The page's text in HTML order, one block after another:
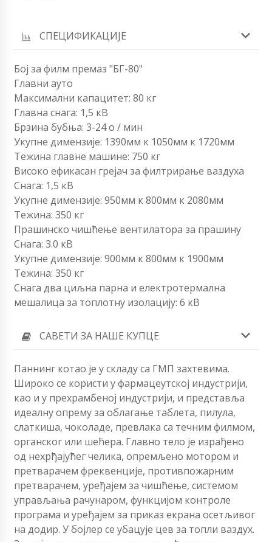
СПЕЦИФИКАЦИЈЕ
Бој за филм премаз "БГ-80"
Главни ауто
Максимални капацитет: 80 кг
Главна снага: 1,5 кВ
Брзина бубња: 3-24 о / мин
Укупне димензије: 1390мм к 1050мм к 1720мм
Тежина главне машине: 750 кг
Високо ефикасан грејач за филтрирање ваздуха
Снага: 1,5 кВ
Укупне димензије: 950мм к 800мм к 2080мм
Тежина: 350 кг
Прашинско чишћење вентилатора за прашину
Снага: 3.0 кВ
Укупне димензије: 900мм к 800мм к 1900мм
Тежина: 350 кг
Снага два циљна парна и електротермална
мешалица за топлотну изолацију: 6 кВ
САВЕТИ ЗА НАШЕ КУПЦЕ
Паннинг котао је у складу са ГМП захтевима.
Широко се користи у фармацеутској индустрији,
као и у прехрамбеној индустрији, и представља
идеалну опрему за облагање таблета, пилула,
слаткиша, чоколаде, превлака са течним филмом,
органског или шећера. Главно тело је израђено
од нехрђајућег челика, опремљено мотором и
претварачем фреквенције, противпожарним
претварачем, уређајем за чишћење, системом
управљања рачунаром, функцијом контроле
програма и уређајем за приказ екрана осетљивог
на додир. У бојлер се убацује цев за топли ваздух.